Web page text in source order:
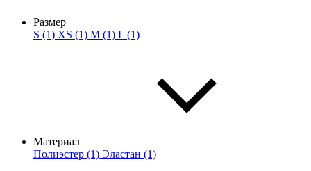
Размер
S (1) XS (1) M (1) L (1)
Материал
Полиэстер (1) Эластан (1)